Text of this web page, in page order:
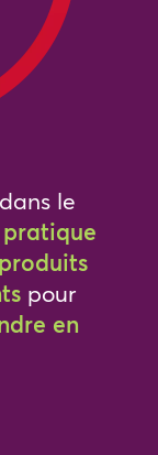
le
pour
en